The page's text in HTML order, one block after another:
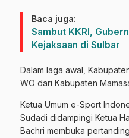
Baca juga:
Sambut KKRI,
Kejaksaan di Sulbar
Dalam laga awal,
WO dari Kabupaten
Ketua Umum e-Sport
Sudadi didampingi Ketua
Bachri membuka